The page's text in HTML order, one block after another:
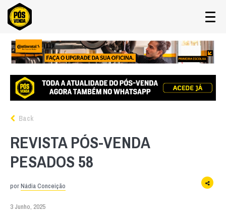
Back
REVISTA PÓS-VENDA
PESADOS 58
porNádia Conceição
3 Junho, 2025